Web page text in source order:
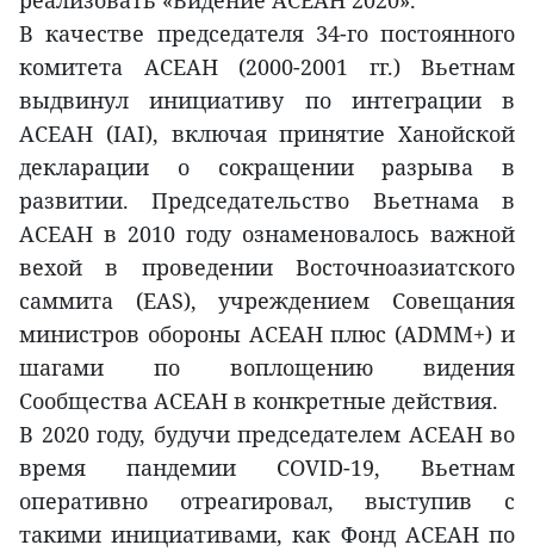
В качестве председателя 34-го постоянного
комитета АСЕАН (2000-2001 гг.) Вьетнам
выдвинул инициативу по интеграции в
АСЕАН (IAI), включая принятие Ханойской
декларации о сокращении разрыва в
развитии. Председательство Вьетнама в
АСЕАН в 2010 году ознаменовалось важной
вехой в проведении Восточноазиатского
саммита (EAS), учреждением Совещания
министров обороны АСЕАН плюс (ADMM+) и
шагами по воплощению видения
Сообщества АСЕАН в конкретные действия.
В 2020 году, будучи председателем АСЕАН во
время пандемии COVID-19, Вьетнам
оперативно отреагировал, выступив с
такими инициативами, как Фонд АСЕАН по